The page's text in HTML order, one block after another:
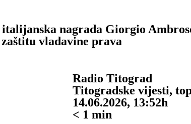
nagrada Giorgio
vladavine prava
Radio Titograd
Titogradske vijesti,
14.06.2026, 13:52h
< 1 min